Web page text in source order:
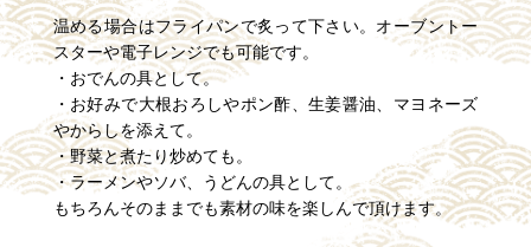
温める場合はフライパンで炙って下さい。オーブントー
スターや電子レンジでも可能です。
・おでんの具として。
・お好みで大根おろしやポン酢、生姜醤油、マヨネーズ
やからしを添えて。
・野菜と煮たり炒めても。
・ラーメンやソバ、うどんの具として。
もちろんそのままでも素材の味を楽しんで頂けます。